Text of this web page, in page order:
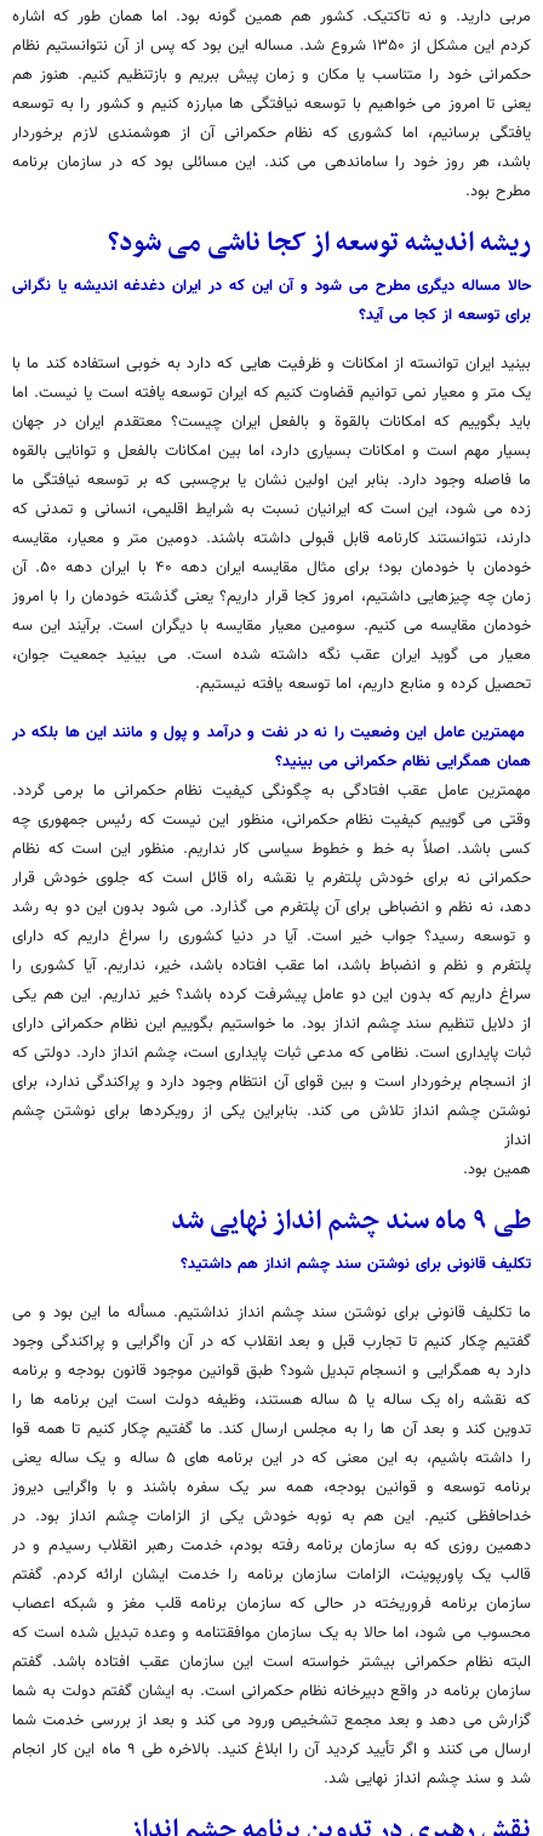
مربی دارید. و نه تاکتیک. کشور هم همین گونه بود. اما همان طور که اشاره
کردم این مشکل از ۱۳۵۰ شروع شد. مساله این بود که پس از آن نتوانستیم نظام
حکمرانی خود را متناسب یا مکان و زمان پیش ببریم و بازتنظیم کنیم. هنوز هم
یعنی تا امروز می خواهیم با توسعه نیافتگی ها مبارزه کنیم و کشور را به توسعه
یافتگی برسانیم، اما کشوری که نظام حکمرانی آن از هوشمندی لازم برخوردار
باشد، هر روز خود را ساماندهی می کند. این مسائلی بود که در سازمان برنامه
مطرح بود.
ریشه اندیشه توسعه از کجا ناشی می شود؟
حالا مساله دیگری مطرح می شود و آن این که در ایران دغدغه اندیشه یا نگرانی
برای توسعه از کجا می آید؟
بینید ایران توانسته از امکانات و ظرفیت هایی که دارد به خوبی استفاده کند ما با
یک متر و معیار نمی توانیم قضاوت کنیم که ایران توسعه یافته است یا نیست. اما
باید بگوییم که امکانات بالقوة و بالفعل ایران چیست؟ معتقدم ایران در جهان
بسیار مهم است و امکانات بسیاری دارد، اما بین امکانات بالفعل و توانایی بالقوه
ما فاصله وجود دارد. بنابر این اولین نشان یا برچسبی که بر توسعه نیافتگی ما
زده می شود، این است که ایرانیان نسبت به شرایط اقلیمی، انسانی و تمدنی که
دارند، نتوانستند کارنامه قابل قبولی داشته باشند. دومین متر و معیار، مقایسه
خودمان با خودمان بود؛ برای مثال مقایسه ایران دهه ۴۰ با ایران دهه ۵۰. آن
زمان چه چیزهایی داشتیم، امروز کجا قرار داریم؟ یعنی گذشته خودمان را با امروز
خودمان مقایسه می کنیم. سومین معیار مقایسه با دیگران است. برآیند این سه
معیار می گوید ایران عقب نگه داشته شده است. می بینید جمعیت جوان،
تحصیل کرده و منابع داریم، اما توسعه یافته نیستیم.
مهمترین عامل این وضعیت را نه در نفت و درآمد و پول و مانند این ها بلکه در
همان همگرایی نظام حکمرانی می بینید؟
مهمترین عامل عقب افتادگی به چگونگی کیفیت نظام حکمرانی ما برمی گردد.
وقتی می گوییم کیفیت نظام حکمرانی، منظور این نیست که رئیس جمهوری چه
کسی باشد. اصلاً به خط و خطوط سیاسی کار نداریم. منظور این است که نظام
حکمرانی نه برای خودش پلتفرم یا نقشه راه قائل است که جلوی خودش قرار
دهد، نه نظم و انضباطی برای آن پلتفرم می گذارد. می شود بدون این دو به رشد
و توسعه رسید؟ جواب خیر است. آیا در دنیا کشوری را سراغ داریم که دارای
پلتفرم و نظم و انضباط باشد، اما عقب افتاده باشد، خیر، نداریم. آیا کشوری را
سراغ داریم که بدون این دو عامل پیشرفت کرده باشد؟ خیر نداریم. این هم یکی
از دلایل تنظیم سند چشم انداز بود. ما خواستیم بگوییم این نظام حکمرانی دارای
ثبات پایداری است. نظامی که مدعی ثبات پایداری است، چشم انداز دارد. دولتی که
از انسجام برخوردار است و بین قوای آن انتظام وجود دارد و پراکندگی ندارد، برای
نوشتن چشم انداز تلاش می کند. بنابراین یکی از رویکردها برای نوشتن چشم
انداز
همین بود.
طی ۹ ماه سند چشم انداز نهایی شد
تکلیف قانونی برای نوشتن سند چشم انداز هم داشتید؟
ما تکلیف قانونی برای نوشتن سند چشم انداز نداشتیم. مسأله ما این بود و می
گفتیم چکار کنیم تا تجارب قبل و بعد انقلاب که در آن واگرایی و پراکندگی وجود
دارد به همگرایی و انسجام تبدیل شود؟ طبق قوانین موجود قانون بودجه و برنامه
که نقشه راه یک ساله یا ۵ ساله هستند، وظیفه دولت است این برنامه ها را
تدوین کند و بعد آن ها را به مجلس ارسال کند. ما گفتیم چکار کنیم تا همه قوا
را داشته باشیم، به این معنی که در این برنامه های ۵ ساله و یک ساله یعنی
برنامه توسعه و قوانین بودجه، همه سر یک سفره باشند و با واگرایی دیروز
خداحافظی کنیم. این هم به نوبه خودش یکی از الزامات چشم انداز بود. در
دهمین روزی که به سازمان برنامه رفته بودم، خدمت رهبر انقلاب رسیدم و در
قالب یک پاورپوینت، الزامات سازمان برنامه را خدمت ایشان ارائه کردم. گفتم
سازمان برنامه فروریخته در حالی که سازمان برنامه قلب مغز و شبکه اعصاب
محسوب می شود، اما حالا به یک سازمان موافقتنامه و وعده تبدیل شده است که
البته نظام حکمرانی بیشتر خواسته است این سازمان عقب افتاده باشد. گفتم
سازمان برنامه در واقع دبیرخانه نظام حکمرانی است. به ایشان گفتم دولت به شما
گزارش می دهد و بعد مجمع تشخیص ورود می کند و بعد از بررسی خدمت شما
ارسال می کنند و اگر تأیید کردید آن را ابلاغ کنید. بالاخره طی ۹ ماه این کار انجام
شد و سند چشم انداز نهایی شد.